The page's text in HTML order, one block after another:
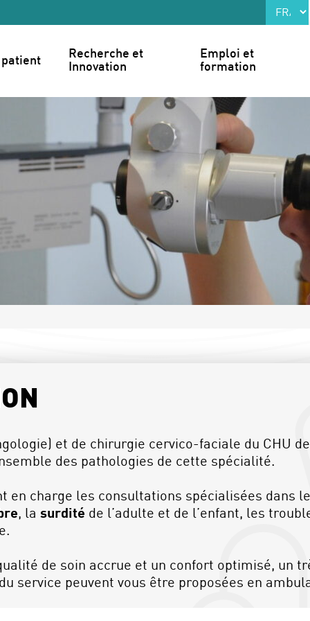
patient
Recherche et
Innovation
Emploi et
formation
et de chirurgie cervico-faciale du CHU de
des pathologies de cette spécialité.
en charge les consultations spécialisées dans
, la surdité de l’adulte et de l’enfant, les
de soin accrue et un confort optimisé, un
service peuvent vous être proposées en